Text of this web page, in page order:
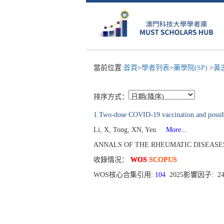
當前位置:首頁>學者列表>藥學院(SP) >黃
排序方式：
1.Two-dose COVID-19 vaccination and
Li, X, Tong, XN, Yeu
More...
ANNALS OF THE RHEUMATIC
收錄情况： WOS SCOPUS
WOS核心合集引用: 104 2025影響因子: